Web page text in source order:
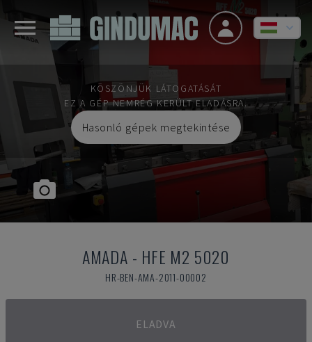
KÖSZÖNJÜK LÁTOGATÁSÁT
EZ A GÉP NEMRÉG KERÜLT ELADÁSRA.
Hasonló gépek megtekintése
AMADA - HFE M2 5020
HR-BEN-AMA-2011-00002
ELADVA